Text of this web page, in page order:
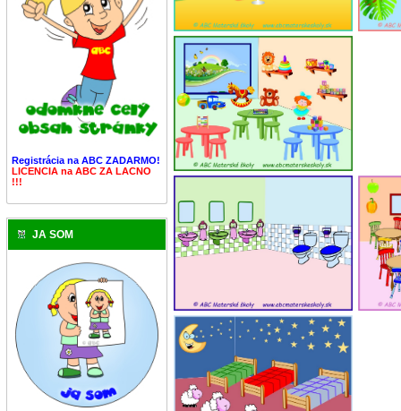
Registrácia na ABC ZADARMO!
LICENCIA na ABC ZA LACNO
!!!
JA SOM